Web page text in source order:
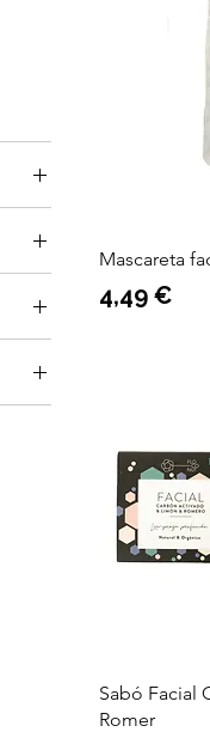
24 €
Mascareta
Preu
4,49 €
Sabó Facial
Romer